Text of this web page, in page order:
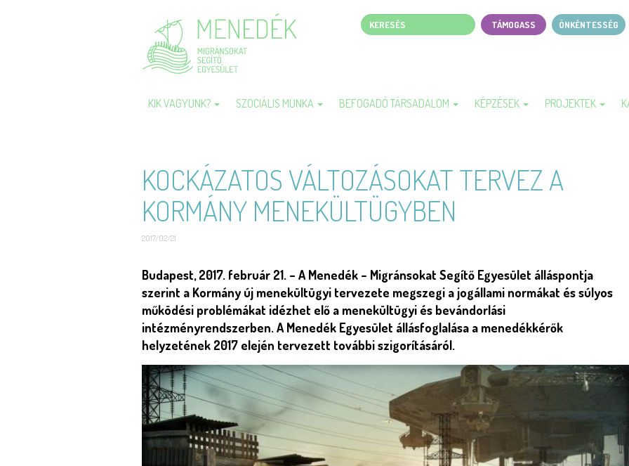
Keresés
Page
menu
TÁMOGASS ÖNKÉNTESSÉG
KIK VAGYUNK? SZOCIÁLIS MUNKA BEFOGADÓ TÁRSADALOM KÉPZÉSEK PROJEKTEK
KOCKÁZATOS VÁLTOZÁSOKAT TERVEZ A
KORMÁNY MENEKÜLTÜGYBEN
2017/02/21
Short
description
Budapest, 2017. február 21. – A Menedék – Migránsokat Segítő Egyesület álláspontja
szerint a Kormány új menekültügyi tervezete megszegi a jogállami normákat és súlyos
működési problémákat idézhet elő a menekültügyi és bevándorlási
intézményrendszerben. A Menedék Egyesület állásfoglalása a menedékkérők
helyzetének 2017 elején tervezett további szigorításáról.